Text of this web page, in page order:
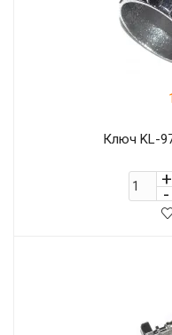
Ключ KL-